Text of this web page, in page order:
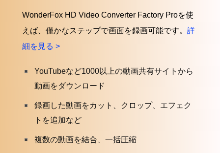
WonderFox HD Video Converter Factory Proを使
えば、僅かなステップで画面を録画可能です。 詳
細を見る >
YouTubeなど1000以上の動画共有サイトから
動画をダウンロード
録画した動画をカット、クロップ、エフェク
トを追加など
複数の動画を結合、一括圧縮